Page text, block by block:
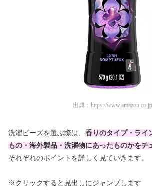
出典： https://www.amazon.co.jp
洗濯ビーズを選ぶ際は、 香りのタイプ・ライ
もの・海外製品・洗濯物にあったものかをチ
それぞれのポイントを詳しく見ていきます。
※クリックすると見出しにジャンプします